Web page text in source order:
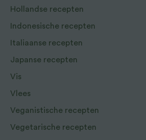
Hollandse recepten
Indonesische recepten
Italiaanse recepten
Japanse recepten
Vis
Vlees
Veganistische recepten
Vegetarische recepten